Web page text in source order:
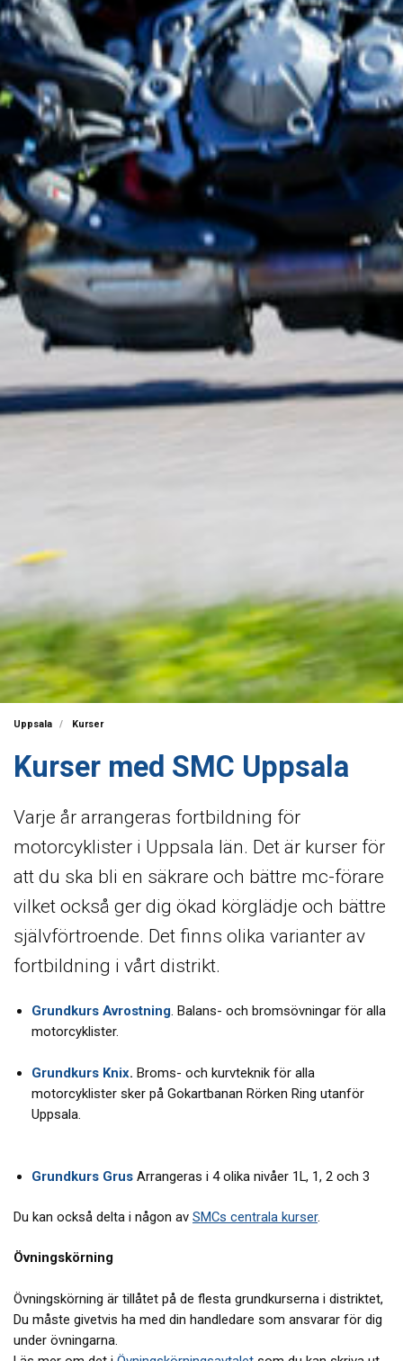
Uppsala Kurser
Kurser med SMC Uppsala
Varje år arrangeras fortbildning för
motorcyklister i Uppsala län. Det är kurser för
att du ska bli en säkrare och bättre mc-förare
vilket också ger dig ökad körglädje och bättre
självförtroende. Det finns olika varianter av
fortbildning i vårt distrikt.
Grundkurs Avrostning. Balans- och bromsövningar för alla
motorcyklister.
Grundkurs Knix. Broms- och kurvteknik för alla
motorcyklister sker på Gokartbanan Rörken Ring utanför
Uppsala.
Grundkurs Grus Arrangeras i 4 olika nivåer 1L, 1, 2 och 3
Du kan också delta i någon av SMCs centrala kurser.
Övningskörning
Övningskörning är tillåtet på de flesta grundkurserna i distriktet,
Du måste givetvis ha med din handledare som ansvarar för dig
under övningarna.